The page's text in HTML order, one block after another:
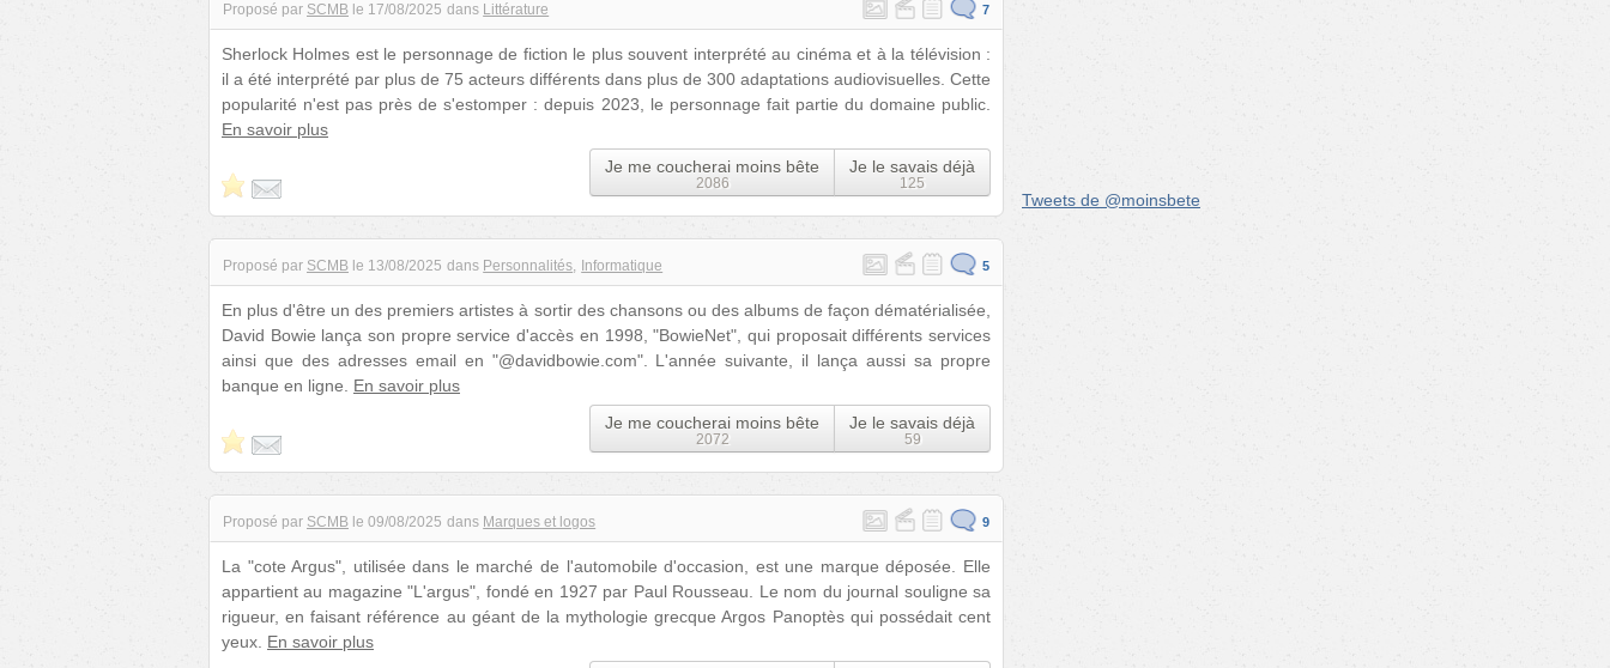
Proposé par SCMB le 17/08/2025 dans Littérature 7
Sherlock Holmes est le personnage de fiction le plus souvent interprété au cinéma et à la télévision :
il a été interprété par plus de 75 acteurs différents dans plus de 300 adaptations audiovisuelles. Cette
popularité n'est pas près de s'estomper : depuis 2023, le personnage fait partie du domaine public.
En savoir plus
Je me coucherai moins bête
2086
Je le savais déjà
125
Proposé par SCMB le 13/08/2025 dans Personnalités Informatique 5
En plus d'être un des premiers artistes à sortir des chansons ou des albums de façon dématérialisée,
David Bowie lança son propre service d'accès en 1998, "BowieNet", qui proposait différents services
ainsi que des adresses email en "@davidbowie.com". L'année suivante, il lança aussi sa propre
banque en ligne. En savoir plus
Je me coucherai moins bête
2072
Je le savais déjà
59
Proposé par SCMB le 09/08/2025 dans Marques et logos 9
La "cote Argus", utilisée dans le marché de l'automobile d'occasion, est une marque déposée. Elle
appartient au magazine "L'argus", fondé en 1927 par Paul Rousseau. Le nom du journal souligne sa
rigueur, en faisant référence au géant de la mythologie grecque Argos Panoptès qui possédait cent
yeux. En savoir plus
Tweets de @moinsbete